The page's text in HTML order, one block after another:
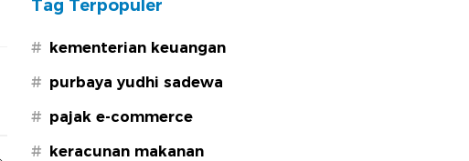
Tag Terpopuler
# kementerian keuangan
# purbaya yudhi sadewa
# pajak e-commerce
# keracunan makanan